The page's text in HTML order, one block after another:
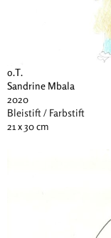
o.T.
Sandrine Mbala
2020
Bleistift / Farbstift
21 x 30 cm